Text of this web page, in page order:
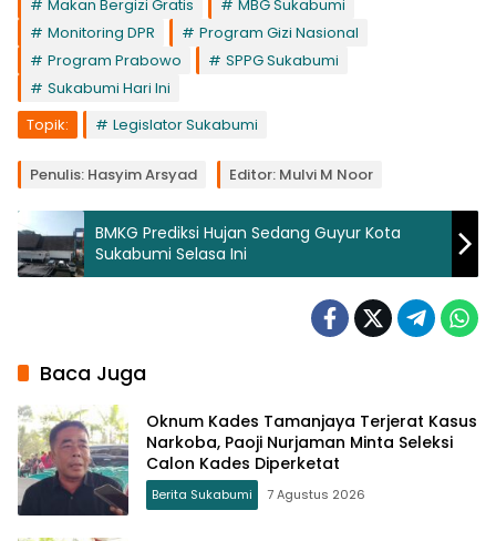
Makan Bergizi Gratis
MBG Sukabumi
Monitoring DPR
Program Gizi Nasional
Program Prabowo
SPPG Sukabumi
Sukabumi Hari Ini
Topik:
Legislator Sukabumi
Penulis: Hasyim Arsyad Editor: Mulvi M Noor
BMKG Prediksi Hujan Sedang Guyur Kota
Sukabumi Selasa Ini
Baca Juga
Oknum Kades Tamanjaya Terjerat Kasus
Narkoba, Paoji Nurjaman Minta Seleksi
Calon Kades Diperketat
Berita Sukabumi 7 Agustus 2026